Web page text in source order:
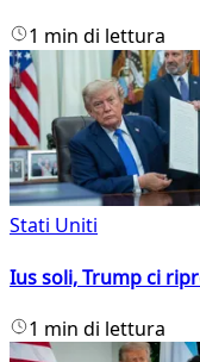
1 min di lettura
Stati Uniti
Ius soli, Trump ci
1 min di lettura